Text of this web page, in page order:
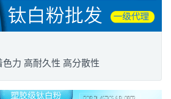
力 高耐久性 高分散性